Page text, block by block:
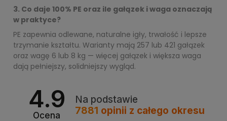
3. Co daje 100% PE oraz ile gałązek i waga oznaczają
w praktyce?
PE zapewnia odlewane, naturalne igły, trwałość i lepsze
trzymanie kształtu. Warianty mają 257 lub 421 gałązek
oraz wagę 6 lub 8 kg — więcej gałązek i większa waga
dają pełniejszy, solidniejszy wygląd.
4.9
Ocena
Na podstawie
7881 opinii z całego okresu